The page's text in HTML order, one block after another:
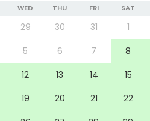
WED THU FRI SAT
29 30 31 1
5 6 7 8
12 13 14 15
19 20 21 22